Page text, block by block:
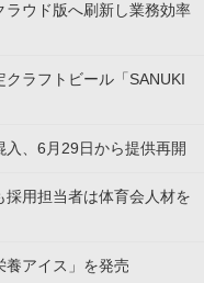
ウド版へ刷新し業務効率
ラフトビール「SANUKI
、6月29日から提供再開
用担当者は体育会人材を
養アイス」を発売